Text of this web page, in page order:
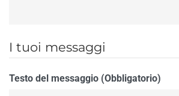
I tuoi messaggi
Testo del messaggio (Obbligatorio)